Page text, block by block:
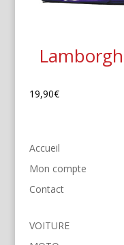
19,90€
Accueil
Mon compte
Contact
VOITURE